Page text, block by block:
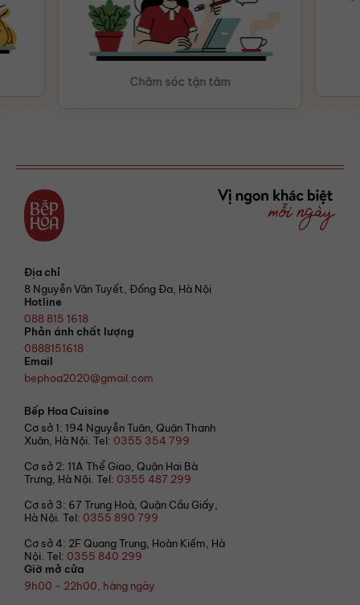
Chăm sóc tận tâm
Địa chỉ
8 Nguyễn Văn Tuyết, Đống Đa, Hà Nội
Hotline
088 815 1618
Phản ánh chất lượng
0888151618
Email
bephoa2020@gmail.com
Bếp Hoa Cuisine
Cơ sở 1: 194 Nguyễn Tuân, Quận Thanh
Xuân, Hà Nội. Tel: 0355 354 799
Cơ sở 2: 11A Thể Giao, Quận Hai Bà
Trưng, Hà Nội. Tel: 0355 487 299
Cơ sở 3: 67 Trung Hoà, Quận Cầu Giấy,
Hà Nội. Tel: 0355 890 799
Cơ sở 4: 2F Quang Trung, Hoàn Kiếm, Hà
Nội. Tel: 0355 840 299
Giờ mở cửa
9h00 - 22h00, hàng ngày